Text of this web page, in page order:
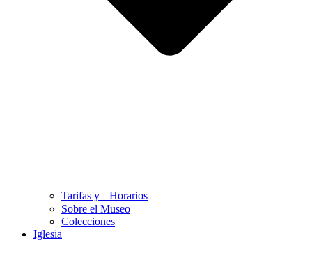
Tarifas y Horarios
Sobre el Museo
Colecciones
Iglesia